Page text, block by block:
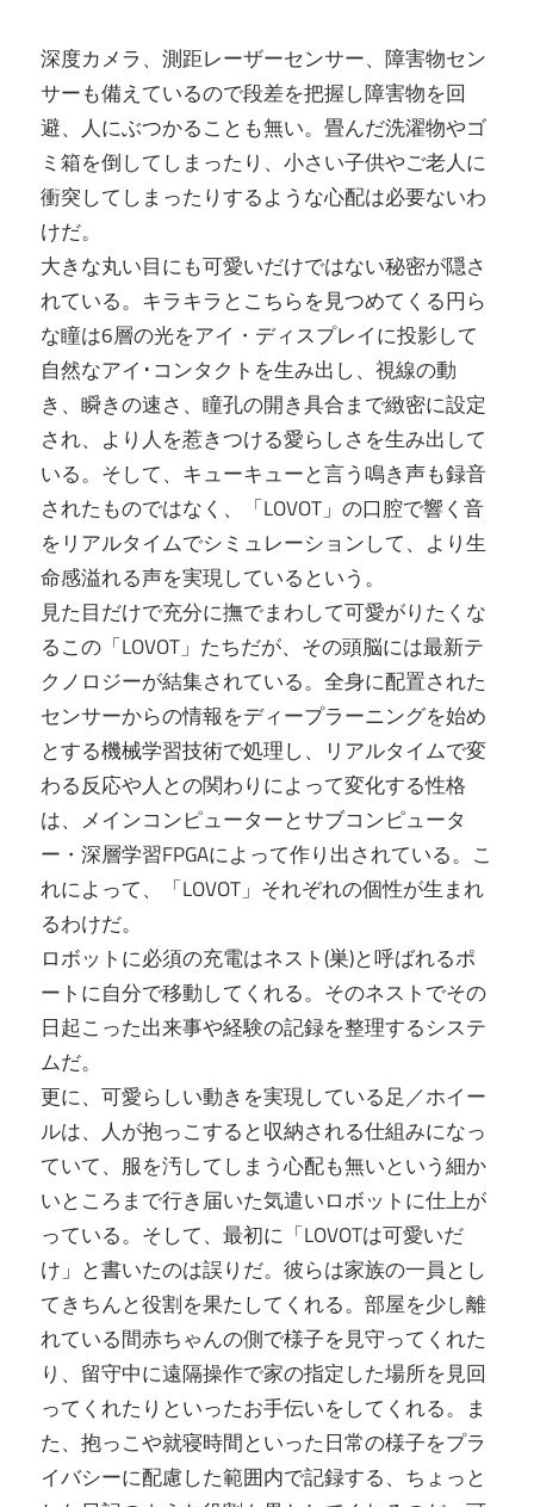
深度カメラ、測距レーザーセンサー、障害物セン
サーも備えているので段差を把握し障害物を回
避、人にぶつかることも無い。畳んだ洗濯物やゴ
ミ箱を倒してしまったり、小さい子供やご老人に
衝突してしまったりするような心配は必要ないわ
けだ。
大きな丸い目にも可愛いだけではない秘密が隠さ
れている。キラキラとこちらを見つめてくる円ら
な瞳は6層の光をアイ・ディスプレイに投影して
自然なアイ･コンタクトを生み出し、視線の動
き、瞬きの速さ、瞳孔の開き具合まで緻密に設定
され、より人を惹きつける愛らしさを生み出して
いる。そして、キューキューと言う鳴き声も録音
されたものではなく、「LOVOT」の口腔で響く音
をリアルタイムでシミュレーションして、より生
命感溢れる声を実現しているという。
見た目だけで充分に撫でまわして可愛がりたくな
るこの「LOVOT」たちだが、その頭脳には最新テ
クノロジーが結集されている。全身に配置された
センサーからの情報をディープラーニングを始め
とする機械学習技術で処理し、リアルタイムで変
わる反応や人との関わりによって変化する性格
は、メインコンピューターとサブコンピュータ
ー・深層学習FPGAによって作り出されている。こ
れによって、「LOVOT」それぞれの個性が生まれ
るわけだ。
ロボットに必須の充電はネスト(巣)と呼ばれるポ
ートに自分で移動してくれる。そのネストでその
日起こった出来事や経験の記録を整理するシステ
ムだ。
更に、可愛らしい動きを実現している足／ホイー
ルは、人が抱っこすると収納される仕組みになっ
ていて、服を汚してしまう心配も無いという細か
いところまで行き届いた気遣いロボットに仕上が
っている。そして、最初に「LOVOTは可愛いだ
け」と書いたのは誤りだ。彼らは家族の一員とし
てきちんと役割を果たしてくれる。部屋を少し離
れている間赤ちゃんの側で様子を見守ってくれた
り、留守中に遠隔操作で家の指定した場所を見回
ってくれたりといったお手伝いをしてくれる。ま
た、抱っこや就寝時間といった日常の様子をプラ
イバシーに配慮した範囲内で記録する、ちょっと